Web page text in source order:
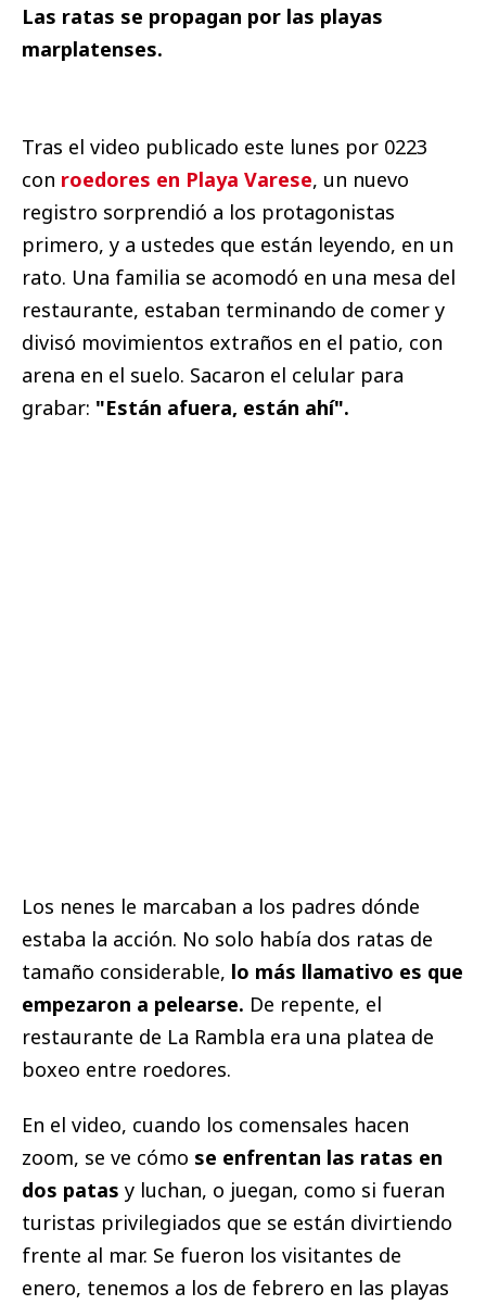
Las ratas se propagan por las playas
marplatenses.
Tras el video publicado este lunes por 0223
con roedores en Playa Varese, un nuevo
registro sorprendió a los protagonistas
primero, y a ustedes que están leyendo, en un
rato. Una familia se acomodó en una mesa del
restaurante, estaban terminando de comer y
divisó movimientos extraños en el patio, con
arena en el suelo. Sacaron el celular para
grabar: "Están afuera, están ahí".
Los nenes le marcaban a los padres dónde
estaba la acción. No solo había dos ratas de
tamaño considerable, lo más llamativo es que
empezaron a pelearse. De repente, el
restaurante de La Rambla era una platea de
boxeo entre roedores.
En el video, cuando los comensales hacen
zoom, se ve cómo se enfrentan las ratas en
dos patas y luchan, o juegan, como si fueran
turistas privilegiados que se están divirtiendo
frente al mar. Se fueron los visitantes de
enero, tenemos a los de febrero en las playas